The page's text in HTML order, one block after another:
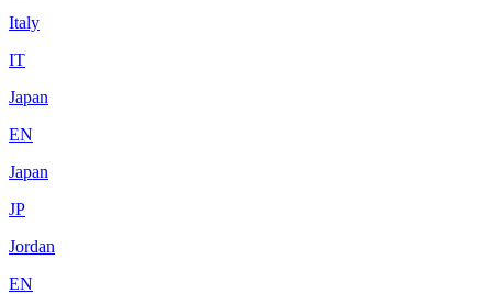
Italy
IT
Japan
EN
Japan
JP
Jordan
EN